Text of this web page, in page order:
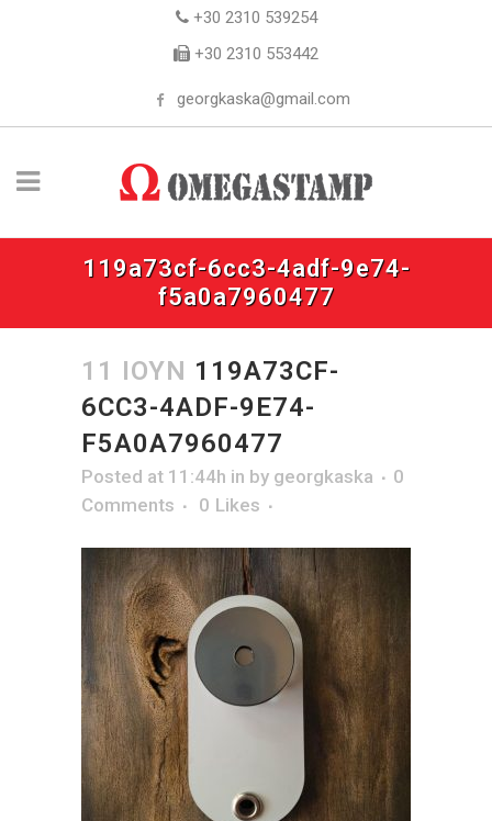
+30 2310 539254
+30 2310 553442
georgkaska@gmail.com
119a73cf-6cc3-4adf-9e74-
f5a0a7960477
11 ΙΟΎΝ 119A73CF-
6CC3-4ADF-9E74-
F5A0A7960477
Posted at 11:44h in by georgkaska
0
Comments
0 Likes